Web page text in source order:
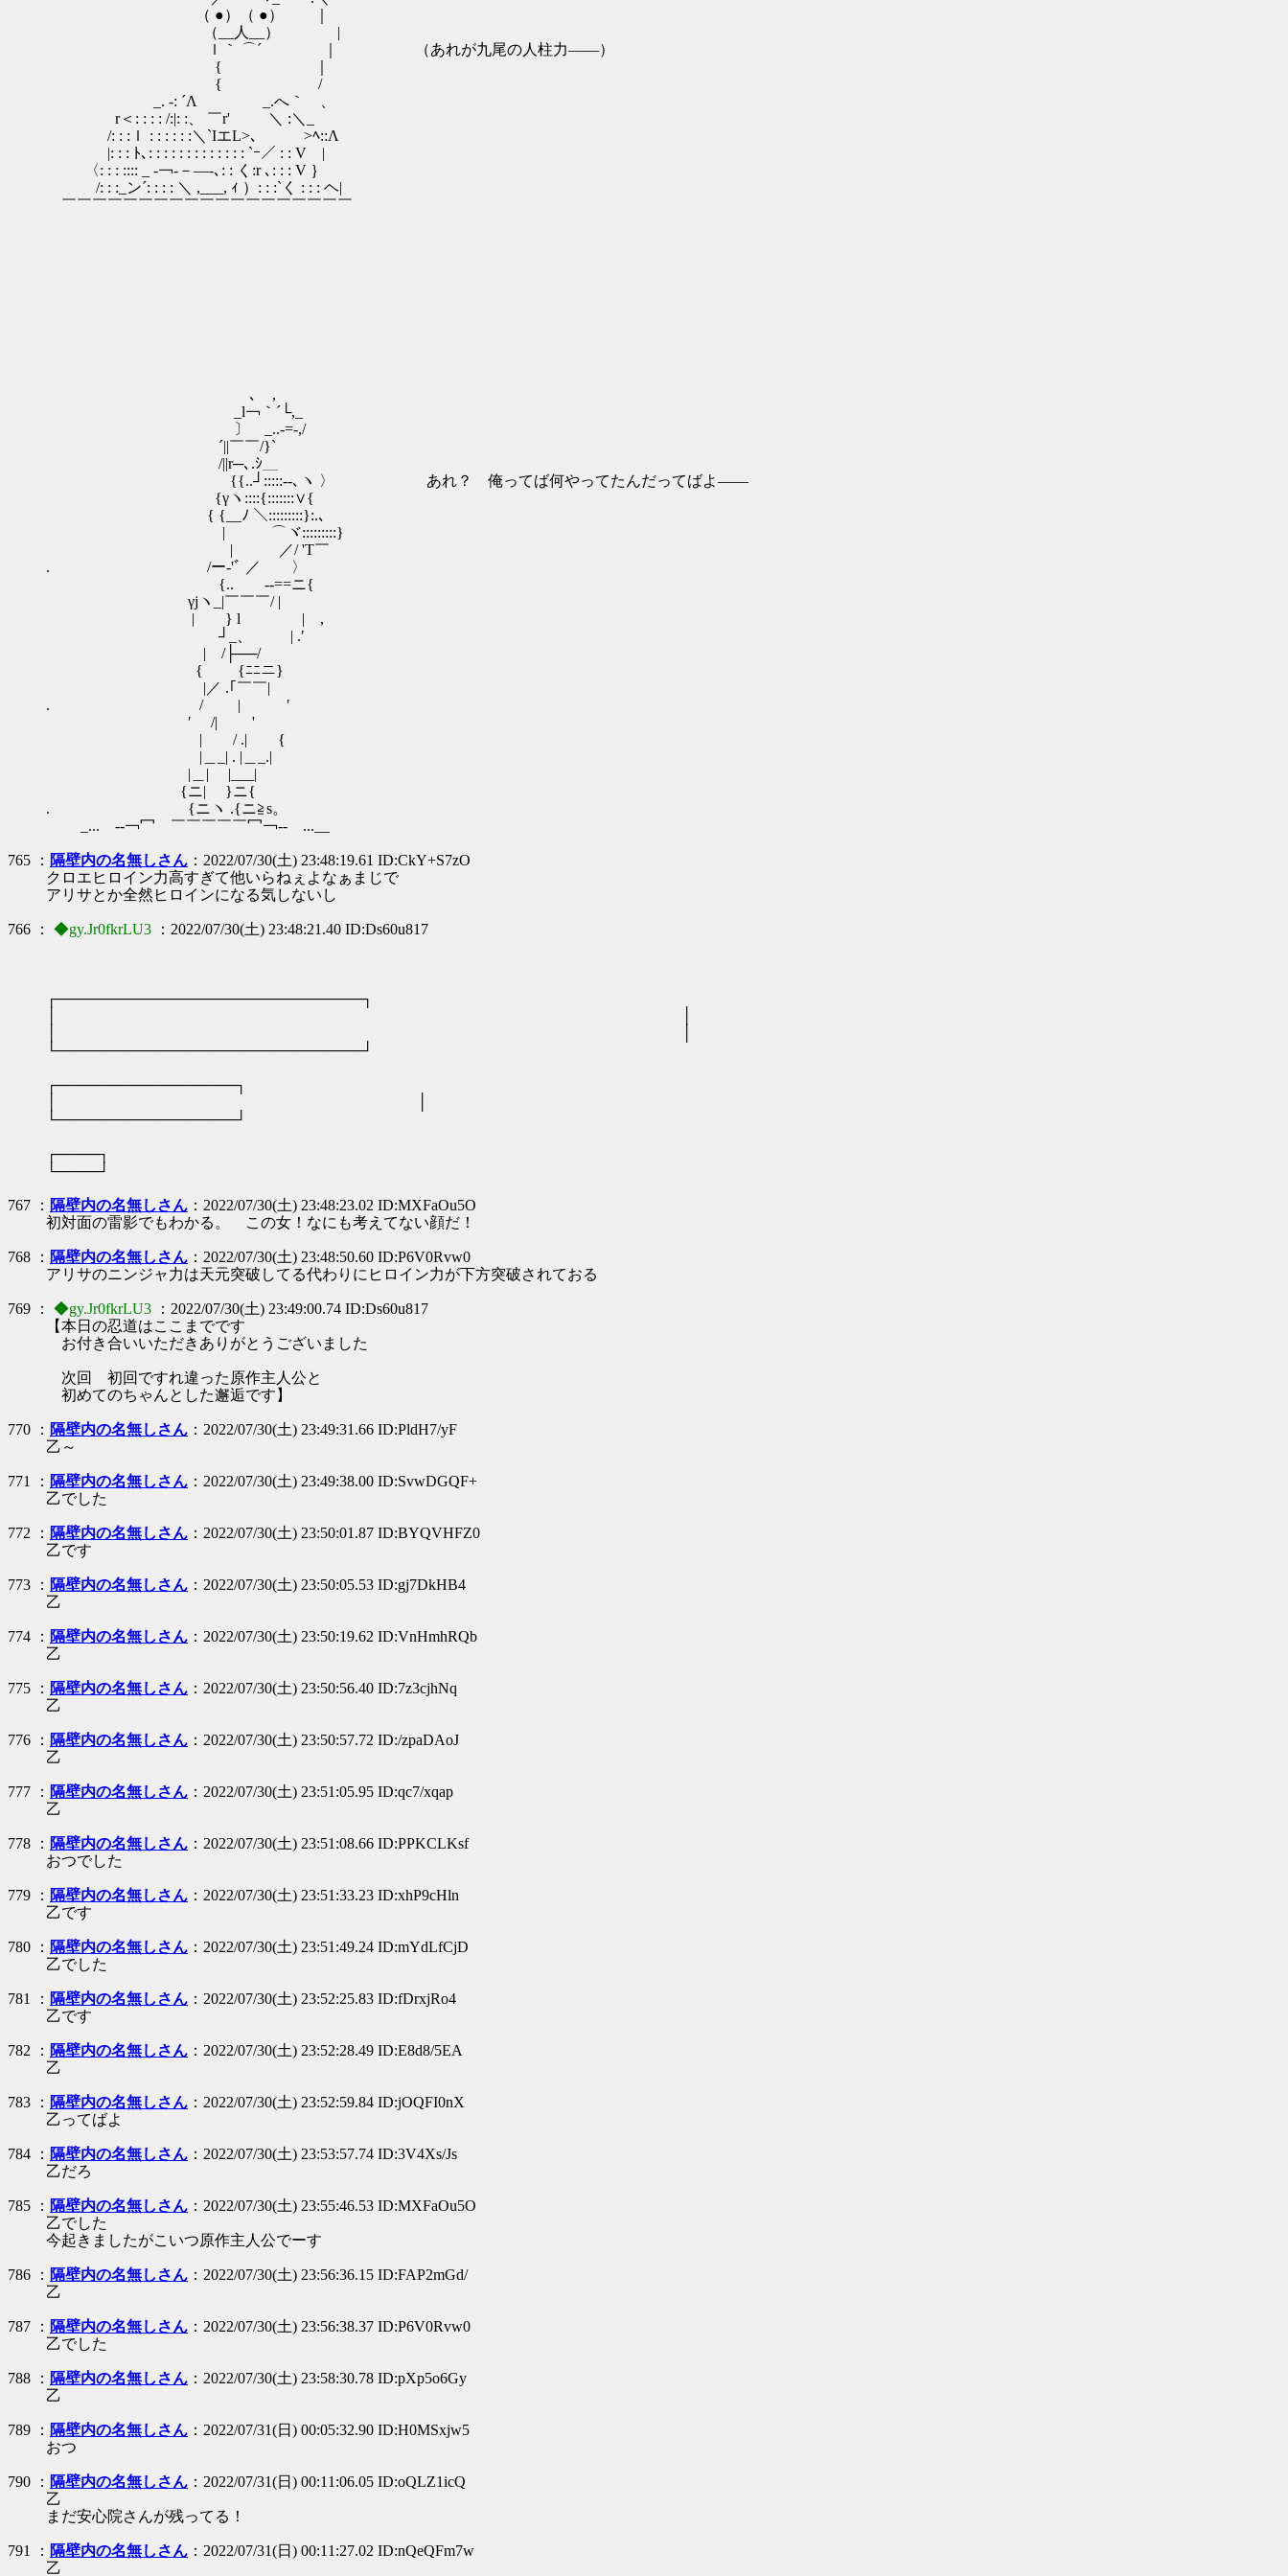
（ ●）（ ●） ｜
（__人__） |
ｌ｀ ⌒´ ｜ （あれが九尾の人柱力――）
{ ｜
{ /
_. -: ´Λ _.へ｀ 、
r＜: : : : /:|: :、 ￣r' ＼ :＼_
/: : :ｌ : : : : : :＼`IエL>、 >ﾍ::Λ
|: : : ﾄ､: : : : : : : : : : : : : `ｰ／ : : V |
〈: : : :::: _ -￢-－―-､: : く:r ､: : : V ｝
/: : :_ン´: : : : ＼ ,___, ｨ ）: : :`く : : : ヘ|
￣￣￣￣￣￣￣￣￣￣￣￣￣￣￣￣￣￣￣
､ ,
_l￢｀´└,_
〕 _..-=-,/
´||￣￣/}`
/||r─､.ｼ＿
{{..┘:::::‐‐､ヽ 〉 あれ？ 俺ってば何やってたんだってばよ――
{γヽ::::{:::::::∨{
{ {__ﾉ ＼:::::::::}:.､
| ⌒ヾ:::::::::}
| ／/ 'T￣
. /ー‐'ﾞ ／ 〉
{.. -‐==ニ{
γjヽ_|￣￣￣/ |
| } l | ,
ゝ ┘_、 | .′
| /├──/
{ {ﾆﾆニ}
|／ .｢￣￣|
. / | ′
′ /| '
| / .| {
|＿_| . |＿_.|
|＿| |___|
{ニ| }ニ{
. {ニヽ .{ニ≧s。
_... -‐￢冖 ￣￣￣￣￣冖￢‐- ...__
765 ： 隔壁内の名無しさん ：2022/07/30(土) 23:48:19.61 ID:CkY+S7zO
クロエヒロイン力高すぎて他いらねぇよなぁまじで
アリサとか全然ヒロインになる気しないし
766 ： ◆gy.Jr0fkrLU3 ：2022/07/30(土) 23:48:21.40 ID:Ds60u817
┌─────────────────────────────┐
└─────────────────────────────┘
┌─────────────────┐
└─────────────────┘
┌────┐
└────┘
767 ： 隔壁内の名無しさん ：2022/07/30(土) 23:48:23.02 ID:MXFaOu5O
初対面の雷影でもわかる。 この女！なにも考えてない顔だ！
768 ： 隔壁内の名無しさん ：2022/07/30(土) 23:48:50.60 ID:P6V0Rvw0
アリサのニンジャ力は天元突破してる代わりにヒロイン力が下方突破されておる
769 ： ◆gy.Jr0fkrLU3
：2022/07/30(土) 23:49:00.74 ID:Ds60u817
【本日の忍道はここまでです
お付き合いいただきありがとうございました
次回 初回ですれ違った原作主人公と
初めてのちゃんとした邂逅です】
770 ： 隔壁内の名無しさん ：2022/07/30(土) 23:49:31.66 ID:PldH7/yF
乙～
771 ： 隔壁内の名無しさん ：2022/07/30(土) 23:49:38.00 ID:SvwDGQF+
乙でした
772 ： 隔壁内の名無しさん ：2022/07/30(土) 23:50:01.87 ID:BYQVHFZ0
乙です
773 ： 隔壁内の名無しさん ：2022/07/30(土) 23:50:05.53 ID:gj7DkHB4
乙
774 ： 隔壁内の名無しさん ：2022/07/30(土) 23:50:19.62 ID:VnHmhRQb
乙
775 ： 隔壁内の名無しさん ：2022/07/30(土) 23:50:56.40 ID:7z3cjhNq
乙
776 ： 隔壁内の名無しさん ：2022/07/30(土) 23:50:57.72 ID:/zpaDAoJ
乙
777 ： 隔壁内の名無しさん ：2022/07/30(土) 23:51:05.95 ID:qc7/xqap
乙
778 ： 隔壁内の名無しさん ：2022/07/30(土) 23:51:08.66 ID:PPKCLKsf
おつでした
779 ： 隔壁内の名無しさん ：2022/07/30(土) 23:51:33.23 ID:xhP9cHln
乙です
780 ： 隔壁内の名無しさん ：2022/07/30(土) 23:51:49.24 ID:mYdLfCjD
乙でした
781 ： 隔壁内の名無しさん ：2022/07/30(土) 23:52:25.83 ID:fDrxjRo4
乙です
782 ： 隔壁内の名無しさん ：2022/07/30(土) 23:52:28.49 ID:E8d8/5EA
乙
783 ： 隔壁内の名無しさん ：2022/07/30(土) 23:52:59.84 ID:jOQFI0nX
乙ってばよ
784 ： 隔壁内の名無しさん ：2022/07/30(土) 23:53:57.74 ID:3V4Xs/Js
乙だろ
785 ： 隔壁内の名無しさん ：2022/07/30(土) 23:55:46.53 ID:MXFaOu5O
乙でした
今起きましたがこいつ原作主人公でーす
786 ： 隔壁内の名無しさん ：2022/07/30(土) 23:56:36.15 ID:FAP2mGd/
乙
787 ： 隔壁内の名無しさん ：2022/07/30(土) 23:56:38.37 ID:P6V0Rvw0
乙でした
788 ： 隔壁内の名無しさん ：2022/07/30(土) 23:58:30.78 ID:pXp5o6Gy
乙
789 ： 隔壁内の名無しさん ：2022/07/31(日) 00:05:32.90 ID:H0MSxjw5
おつ
790 ： 隔壁内の名無しさん ：2022/07/31(日) 00:11:06.05 ID:oQLZ1icQ
乙
まだ安心院さんが残ってる！
791 ： 隔壁内の名無しさん ：2022/07/31(日) 00:11:27.02 ID:nQeQFm7w
乙